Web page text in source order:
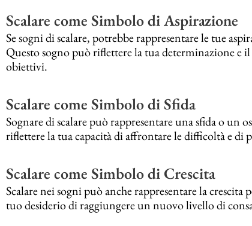
Scalare come Simbolo di Aspirazione
Se sogni di scalare, potrebbe rappresentare le tue
Questo sogno può riflettere la tua determinazione e
obiettivi.
Scalare come Simbolo di Sfida
Sognare di scalare può rappresentare una sfida o un
riflettere la tua capacità di affrontare le difficoltà e di
Scalare come Simbolo di Crescita
Scalare nei sogni può anche rappresentare la
tuo desiderio di raggiungere un nuovo livello di